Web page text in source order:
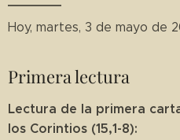
Hoy, martes, 3 de mayo de
Primera lectura
Lectura de la primera
los Corintios (15,1-8):